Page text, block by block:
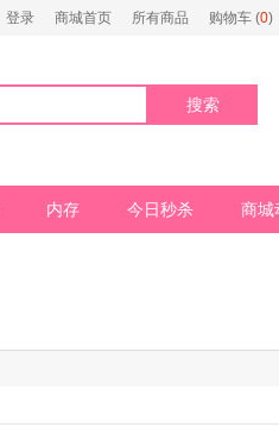
登录 商城首页 所有商品 购物车 (0)
搜索
内存 今日秒杀 商城